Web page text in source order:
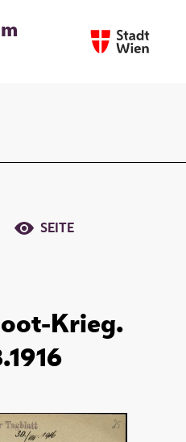
SEITE
Krieg.